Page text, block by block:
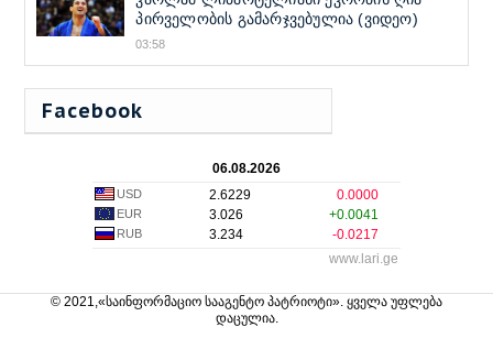
პირველობის გამარჯვებულია (ვიდეო)
03:58
Facebook
06.08.2026
USD 2.6229 0.0000
EUR 3.026 +0.0041
RUB 3.234
-0.0217
www.lari.ge
© 2021,«საინფორმაციო სააგენტო პატრიოტი». ყველა უფლება
დაცულია.